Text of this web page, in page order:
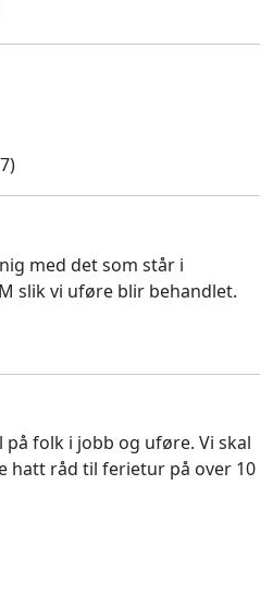
med det som står i
slik vi uføre blir behandlet.
folk i jobb og uføre. Vi skal
hatt råd til ferietur på over 10